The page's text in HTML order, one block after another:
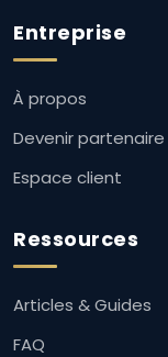
Entreprise
À propos
Devenir partenaire
Espace client
Ressources
Articles & Guides
FAQ